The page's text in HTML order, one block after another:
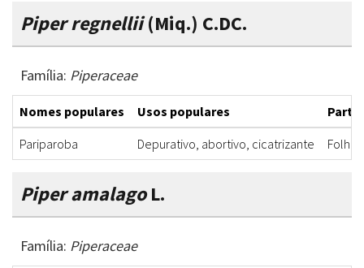
Piper regnellii(Miq.) C.DC.
Família: Piperaceae
Nomes populares Usos populares
Pariparoba
Depurativo, abortivo, cicatrizante Folha
Piper amalagoL.
Família: Piperaceae